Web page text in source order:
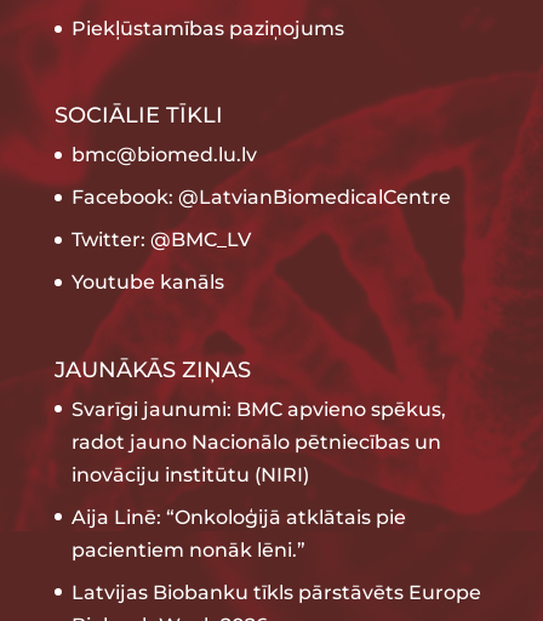
Piekļūstamības paziņojums
SOCIĀLIE TĪKLI
bmc@biomed.lu.lv
Facebook: @LatvianBiomedicalCentre
Twitter: @BMC_LV
Youtube kanāls
JAUNĀKĀS ZIŅAS
Svarīgi jaunumi: BMC apvieno spēkus,
radot jauno Nacionālo pētniecības un
inovāciju institūtu (NIRI)
Aija Linē: “Onkoloģijā atklātais pie
pacientiem nonāk lēni.”
Latvijas Biobanku tīkls pārstāvēts Europe